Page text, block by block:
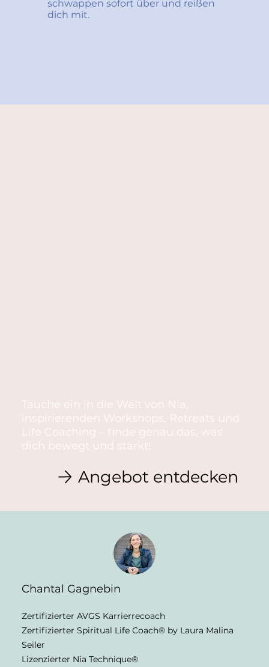
schwappen sofort über und reißen
dich mit.
Tauche ein in die Welt von Nia,
inspirierenden Workshops, Retreats und
Life Coaching – finde genau das, was
dich bewegt und stärkt!
Angebot entdecken
Chantal Gagnebin
Zertifizierter AVGS Karrierrecoach
Zertifizierter Spiritual Life Coach® by Laura Malina
Seiler
Lizenzierter Nia Technique®